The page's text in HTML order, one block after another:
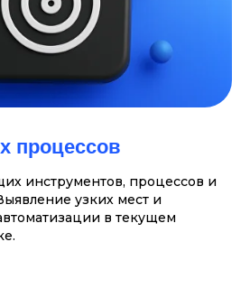
процессов
инструментов, процессов и
узких мест и
в текущем